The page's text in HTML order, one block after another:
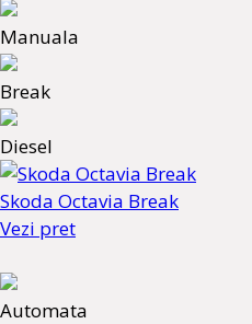
Manuala
Break
Diesel
Skoda Octavia Break
Vezi pret
Automata